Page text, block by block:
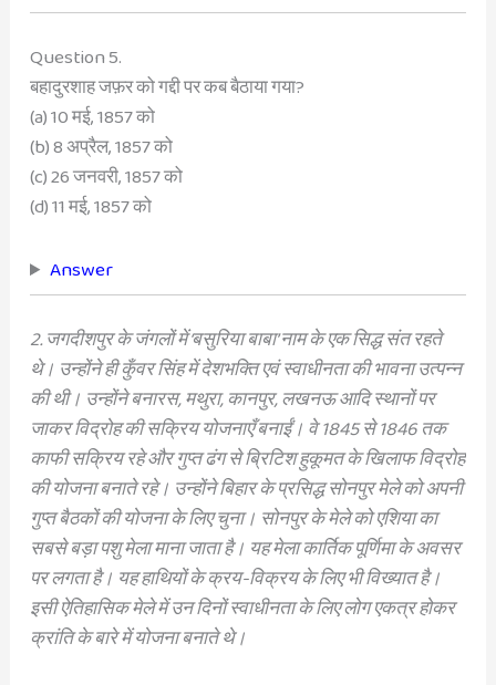
Question 5.
बहादुरशाह जफ़र को गद्दी पर कब बैठाया गया?
(a) 10 मई, 1857 को
(b) 8 अप्रैल, 1857 को
(c) 26 जनवरी, 1857 को
(d) 11 मई, 1857 को
Answer
2. जगदीशपुर के जंगलों में ‘बसुरिया बाबा’ नाम के एक सिद्ध संत रहते
थे। उन्होंने ही कुँवर सिंह में देशभक्ति एवं स्वाधीनता की भावना उत्पन्न
की थी। उन्होंने बनारस, मथुरा, कानपुर, लखनऊ आदि स्थानों पर
जाकर विद्रोह की सक्रिय योजनाएँ बनाईं। वे 1845 से 1846 तक
काफी सक्रिय रहे और गुप्त ढंग से ब्रिटिश हुकूमत के खिलाफ विद्रोह
की योजना बनाते रहे। उन्होंने बिहार के प्रसिद्ध सोनपुर मेले को अपनी
गुप्त बैठकों की योजना के लिए चुना। सोनपुर के मेले को एशिया का
सबसे बड़ा पशु मेला माना जाता है। यह मेला कार्तिक पूर्णिमा के अवसर
पर लगता है। यह हाथियों के क्रय-विक्रय के लिए भी विख्यात है।
इसी ऐतिहासिक मेले में उन दिनों स्वाधीनता के लिए लोग एकत्र होकर
क्रांति के बारे में योजना बनाते थे।